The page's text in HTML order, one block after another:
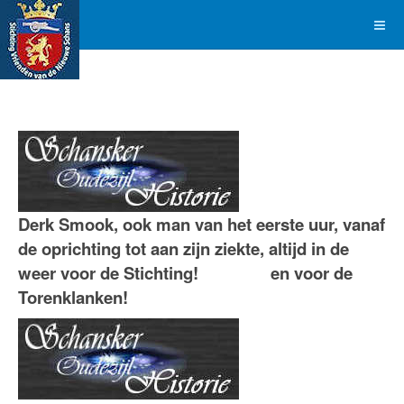
Derk Smook, ook man van het eerste uur, vanaf
de oprichting tot aan zijn ziekte, altijd in de
weer voor de Stichting! en voor de
Torenklanken!